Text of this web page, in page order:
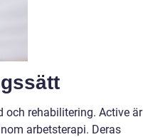
och rehabilitering. Active är
arbetsterapi. Deras